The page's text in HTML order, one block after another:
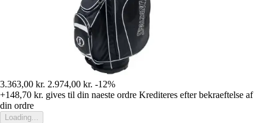
3.363,00 kr. 2.974,00 kr. -12%
+148,70 kr. gives til din naeste ordre Krediteres efter bekraeftelse af
din ordre
Loading...